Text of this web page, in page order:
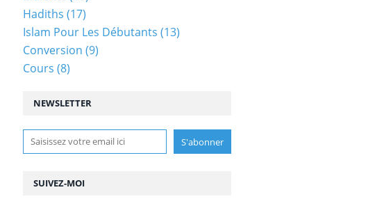
NEWSLETTER
SUIVEZ-MOI
Hadiths (17)
Islam Pour Les Débutants (13)
Conversion (9)
Cours (8)